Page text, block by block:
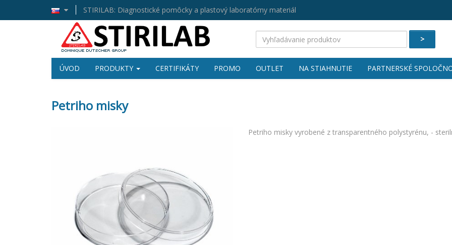
STIRILAB: Diagnostické pomôcky a plastový laboratórny materiál
>
ÚVOD PRODUKTY CERTIFIKÁTY PROMO OUTLET NA STIAHNUTIE PARTNERSKÉ
Petriho misky
Petriho misky vyrobené z transparentného polystyrénu, -